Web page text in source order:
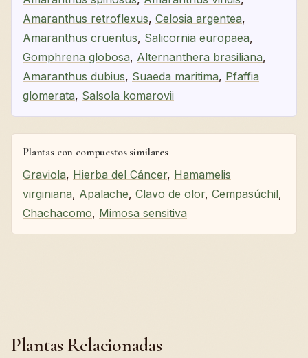
Amaranthus retroflexus, Celosia argentea,
Amaranthus cruentus, Salicornia europaea,
Gomphrena globosa, Alternanthera brasiliana,
Amaranthus dubius, Suaeda maritima, Pfaffia
glomerata, Salsola komarovii
Plantas con compuestos similares
Graviola, Hierba del Cáncer, Hamamelis
virginiana, Apalache, Clavo de olor, Cempasúchil,
Chachacomo, Mimosa sensitiva
Plantas Relacionadas